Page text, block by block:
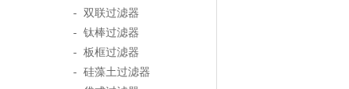
- 双联过滤器
- 钛棒过滤器
- 板框过滤器
- 硅藻土过滤器